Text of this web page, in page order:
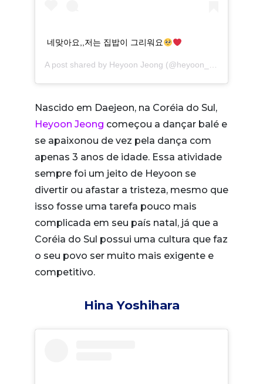
네맞아요,,저는 집밥이 그리워요
A post shared by Heyoon Jeong (@heyoon_jeong) on
Nascido em Daejeon, na Coréia do Sul,
Heyoon Jeong começou a dançar balé e
se apaixonou de vez pela dança com
apenas 3 anos de idade. Essa atividade
sempre foi um jeito de Heyoon se
divertir ou afastar a tristeza, mesmo que
isso fosse uma tarefa pouco mais
complicada em seu país natal, já que a
Coréia do Sul possui uma cultura que faz
o seu povo ser muito mais exigente e
competitivo.
Hina Yoshihara